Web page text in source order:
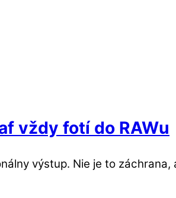
vždy fotí do RAWu
výstup. Nie je to